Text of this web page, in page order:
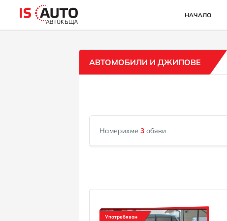
НАЧАЛО
АВТОМОБИЛИ И ДЖИПОВЕ
Намерихме 3 обяви
Употребяван